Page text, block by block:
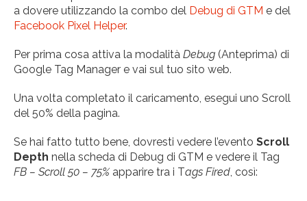
a dovere utilizzando la combo del Debug di GTM e del
Facebook Pixel Helper.
Per prima cosa attiva la modalità Debug (Anteprima) di
Google Tag Manager e vai sul tuo sito web.
Una volta completato il caricamento, esegui uno Scroll
del 50% della pagina.
Se hai fatto tutto bene, dovresti vedere l’evento Scroll
Depth nella scheda di Debug di GTM e vedere il Tag
FB – Scroll 50 – 75% apparire tra i Tags Fired, così: